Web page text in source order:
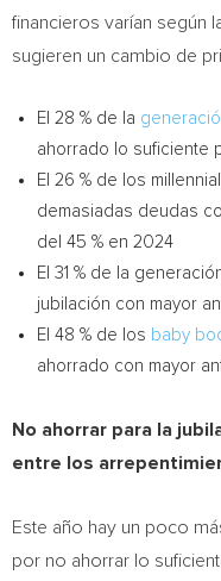
financieros varían según
sugieren un cambio de
El 28 % de la
ahorrado lo suficiente
El 26 % de los
demasiadas deudas
del 45 % en 2024
El 31 % de la
jubilación con mayor
El 48 % de los baby
ahorrado con mayor
No ahorrar para la
entre los
Este año hay un poco
por no ahorrar lo